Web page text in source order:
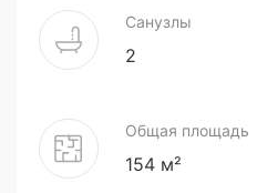
Санузлы
2
Общая площадь
154 м²